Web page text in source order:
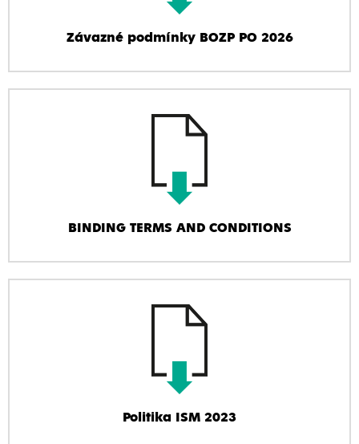
Závazné podmínky BOZP PO 2026
BINDING TERMS AND CONDITIONS
Politika ISM 2023